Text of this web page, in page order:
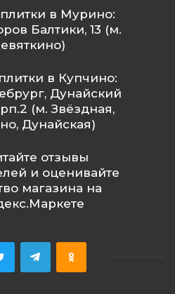
в Мурино:
Балтики, 13 (м.
в Купчино:
Дунайский
(м. Звёздная,
Дунайская)